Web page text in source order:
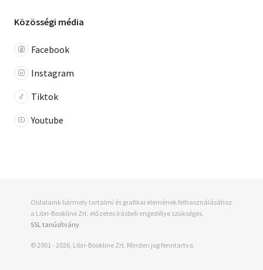
Közösségi média
Facebook
Instagram
Tiktok
Youtube
Oldalaink bármely tartalmi és grafikai elemének felhasználásához
a Libri-Bookline Zrt. előzetes írásbeli engedélye szükséges.
SSL tanúsítvány
© 2001 - 2026, Libri-Bookline Zrt. Minden jog fenntartva.